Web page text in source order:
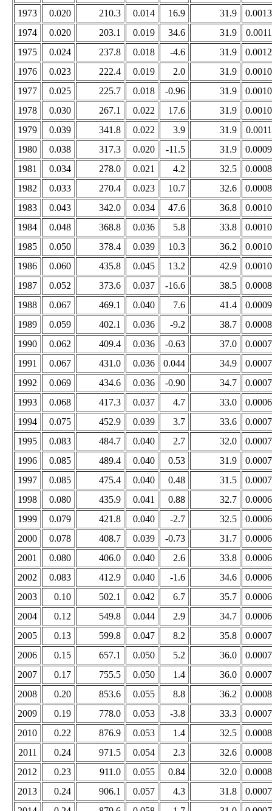
1973
0.020 210.3 0.014 16.9 31.9
0.0013
1974
0.020 203.1 0.019 34.6 31.9
0.0011
1975
0.024 237.8 0.018 -4.6 31.9
0.0012
1976
0.023 222.4 0.019 2.0 31.9
0.0010
1977
0.025 225.7 0.018 -0.96 31.9
0.0010
1978
0.030 267.1 0.022 17.6 31.9
0.0010
1979
0.039 341.8 0.022 3.9 31.9
0.0011
1980
0.038 317.3 0.020 -11.5 31.9
0.0009
1981
0.034 278.0 0.021 4.2 32.5
0.0008
1982
0.033 270.4 0.023 10.7 32.6
0.0008
1983
0.043 342.0 0.034 47.6 36.8
0.0010
1984
0.048 368.8 0.036 5.8 33.8
0.0010
1985
0.050 378.4 0.039 10.3 36.2
0.0010
1986
0.060 435.8 0.045 13.2 42.9
0.0010
1987
0.052 373.6 0.037 -16.6 38.5
0.0008
1988
0.067 469.1 0.040 7.6 41.4
0.0009
1989
0.059 402.1 0.036 -9.2 38.7
0.0008
1990
0.062 409.4 0.036 -0.63 37.0
0.0007
1991
0.067 431.0 0.036 0.044 34.9
0.0007
1992
0.069 434.6 0.036 -0.90 34.7
0.0007
1993
0.068 417.3 0.037 4.7 33.0
0.0006
1994
0.075 452.9 0.039 3.7 33.6
0.0007
1995
0.083 484.7 0.040 2.7 32.0
0.0007
1996
0.085 489.4 0.040 0.53 31.9
0.0007
1997
0.085 475.4 0.040 0.48 31.5
0.0007
1998
0.080 435.9 0.041 0.88 32.7
0.0006
1999
0.079 421.8 0.040 -2.7 32.5
0.0006
2000
0.078 408.7 0.039 -0.73 31.7
0.0006
2001
0.080 406.0 0.040 2.6 33.8
0.0006
2002
0.083 412.9 0.040 -1.6 34.6
0.0006
2003
0.10 502.1 0.042 6.7 35.7
0.0006
2004
0.12 549.8 0.044 2.9 34.7
0.0006
2005
0.13 599.8 0.047 8.2 35.8
0.0007
2006
0.15 657.1 0.050 5.2 36.0
0.0007
2007
0.17 755.5 0.050 1.4 36.0
0.0007
2008
0.20 853.6 0.055 8.8 36.2
0.0008
2009
0.19 778.0 0.053 -3.8 33.3
0.0007
2010
0.22 876.9 0.053 1.4 32.5
0.0008
2011
0.24 971.5 0.054 2.3 32.6
0.0008
2012
0.23 911.0 0.055 0.84 32.0
0.0008
2013
0.24 906.1 0.057 4.3 31.8
0.0007